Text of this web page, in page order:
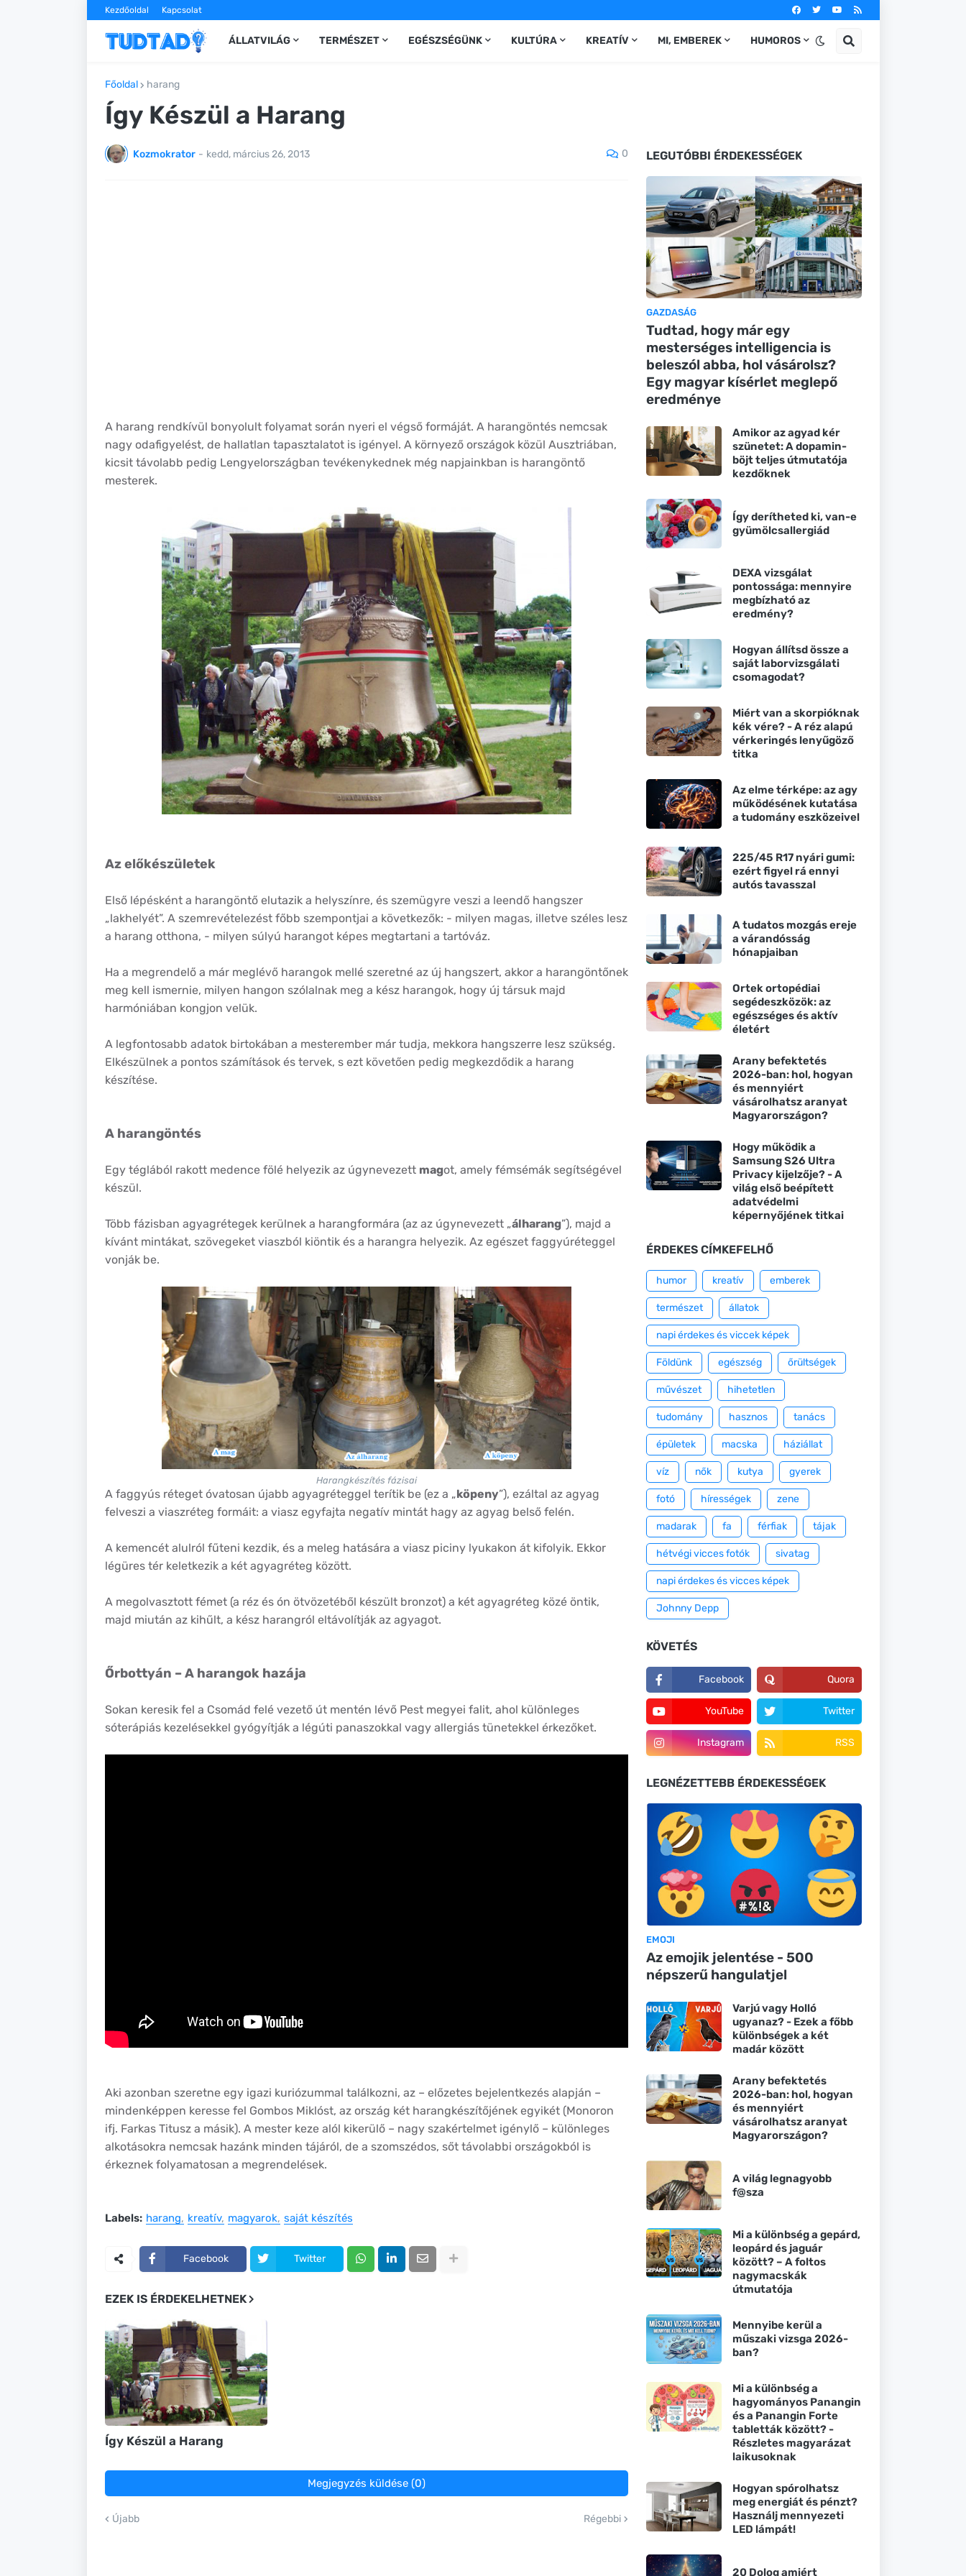
Kezdőoldal Kapcsolat
ÁLLATVILÁG TERMÉSZET EGÉSZSÉGÜNK KULTÚRA KREATÍV MI, EMBEREK HUMOROS
Főoldal harang
Így Készül a Harang
Kozmokrator - kedd, március 26, 2013 0
A harang rendkívül bonyolult folyamat során nyeri el végső formáját. A harangöntés nemcsak
nagy odafigyelést, de hallatlan tapasztalatot is igényel. A környező országok közül Ausztriában,
kicsit távolabb pedig Lengyelországban tevékenykednek még napjainkban is harangöntő
mesterek.
Az előkészületek
Első lépésként a harangöntő elutazik a helyszínre, és szemügyre veszi a leendő hangszer
„lakhelyét”. A szemrevételezést főbb szempontjai a következők: - milyen magas, illetve széles lesz
a harang otthona, - milyen súlyú harangot képes megtartani a tartóváz.
Ha a megrendelő a már meglévő harangok mellé szeretné az új hangszert, akkor a harangöntőnek
meg kell ismernie, milyen hangon szólalnak meg a kész harangok, hogy új társuk majd
harmóniában kongjon velük.
A legfontosabb adatok birtokában a mesterember már tudja, mekkora hangszerre lesz szükség.
Elkészülnek a pontos számítások és tervek, s ezt követően pedig megkezdődik a harang
készítése.
A harangöntés
Egy téglából rakott medence fölé helyezik az úgynevezett magot, amely fémsémák segítségével
készül.
Több fázisban agyagrétegek kerülnek a harangformára (az az úgynevezett „álharang”), majd a
kívánt mintákat, szövegeket viaszból kiöntik és a harangra helyezik. Az egészet faggyúréteggel
vonják be.
Harangkészítés fázisai
A faggyús réteget óvatosan újabb agyagréteggel terítik be (ez a „köpeny”), ezáltal az agyag
felveszi a viaszréteg formáit: a viasz egyfajta negatív mintát hagy az agyag belső felén.
A kemencét alulról fűteni kezdik, és a meleg hatására a viasz piciny lyukakon át kifolyik. Ekkor
légüres tér keletkezik a két agyagréteg között.
A megolvasztott fémet (a réz és ón ötvözetéből készült bronzot) a két agyagréteg közé öntik,
majd miután az kihűlt, a kész harangról eltávolítják az agyagot.
Őrbottyán – A harangok hazája
Sokan keresik fel a Csomád felé vezető út mentén lévő Pest megyei falit, ahol különleges
sóterápiás kezelésekkel gyógyítják a légúti panaszokkal vagy allergiás tünetekkel érkezőket.
Aki azonban szeretne egy igazi kuriózummal találkozni, az – előzetes bejelentkezés alapján –
mindenképpen keresse fel Gombos Miklóst, az ország két harangkészítőjének egyikét (Monoron
ifj. Farkas Titusz a másik). A mester keze alól kikerülő – nagy szakértelmet igénylő – különleges
alkotásokra nemcsak hazánk minden tájáról, de a szomszédos, sőt távolabbi országokból is
érkeznek folyamatosan a megrendelések.
Labels: harang kreatív magyarok saját készítés
Facebook Twitter
EZEK IS ÉRDEKELHETNEK
Így Készül a Harang
Megjegyzés küldése (0)
Újabb Régebbi
LEGUTÓBBI ÉRDEKESSÉGEK
GAZDASÁG
Tudtad, hogy már egy
mesterséges intelligencia is
beleszól abba, hol vásárolsz?
Egy magyar kísérlet meglepő
eredménye
Amikor az agyad kér
szünetet: A dopamin-
böjt teljes útmutatója
kezdőknek
Így derítheted ki, van-e
gyümölcsallergiád
DEXA vizsgálat
pontossága: mennyire
megbízható az
eredmény?
Hogyan állítsd össze a
saját laborvizsgálati
csomagodat?
Miért van a skorpióknak
kék vére? - A réz alapú
vérkeringés lenyűgöző
titka
Az elme térképe: az agy
működésének kutatása
a tudomány eszközeivel
225/45 R17 nyári gumi:
ezért figyel rá ennyi
autós tavasszal
A tudatos mozgás ereje
a várandósság
hónapjaiban
Ortek ortopédiai
segédeszközök: az
egészséges és aktív
életért
Arany befektetés
2026-ban: hol, hogyan
és mennyiért
vásárolhatsz aranyat
Magyarországon?
Hogy működik a
Samsung S26 Ultra
Privacy kijelzője? - A
világ első beépített
adatvédelmi
képernyőjének titkai
ÉRDEKES CÍMKEFELHŐ
humor kreatív emberek
természet állatok
napi érdekes és viccek képek
Földünk egészség őrültségek
művészet hihetetlen
tudomány hasznos tanács
épületek macska háziállat
víz nők kutya gyerek
fotó hírességek zene
madarak fa férfiak tájak
hétvégi vicces fotók sivatag
napi érdekes és vicces képek
Johnny Depp
KÖVETÉS
Facebook Quora
YouTube Twitter
Instagram RSS
LEGNÉZETTEBB ÉRDEKESSÉGEK
EMOJI
Az emojik jelentése - 500
népszerű hangulatjel
Varjú vagy Holló
ugyanaz? - Ezek a főbb
különbségek a két
madár között
Arany befektetés
2026-ban: hol, hogyan
és mennyiért
vásárolhatsz aranyat
Magyarországon?
A világ legnagyobb
f@sza
Mi a különbség a gepárd,
leopárd és jaguár
között? – A foltos
nagymacskák
útmutatója
Mennyibe kerül a
műszaki vizsga 2026-
ban?
Mi a különbség a
hagyományos Panangin
és a Panangin Forte
tabletták között? -
Részletes magyarázat
laikusoknak
Hogyan spórolhatsz
meg energiát és pénzt?
Használj mennyezeti
LED lámpát!
20 Dolog amiért